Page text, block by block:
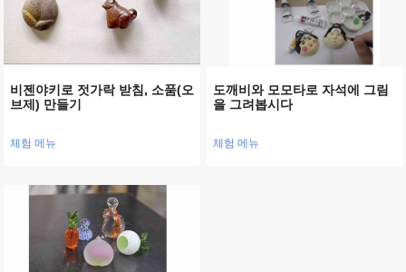
비젠야키로 젓가락 받침, 소품(오
브제) 만들기
체험 메뉴
도깨비와 모모타로 자석에 그림
을 그려봅시다
체험 메뉴